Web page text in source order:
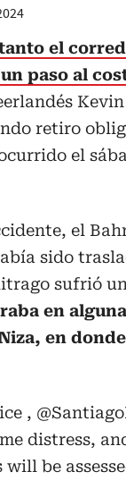
el
paso al
retiro
el
el
sido
sufrió
en
en
,
distress,
be